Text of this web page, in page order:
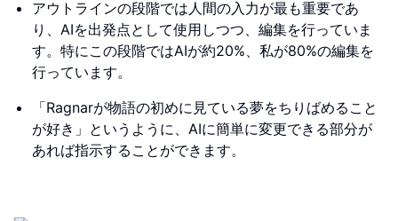
アウトラインの段階では人間の入力が最も重要であ
り、AIを出発点として使用しつつ、編集を行っていま
す。特にこの段階ではAIが約20%、私が80%の編集を
行っています。
「Ragnarが物語の初めに見ている夢をちりばめること
が好き」というように、AIに簡単に変更できる部分が
あれば指示することができます。